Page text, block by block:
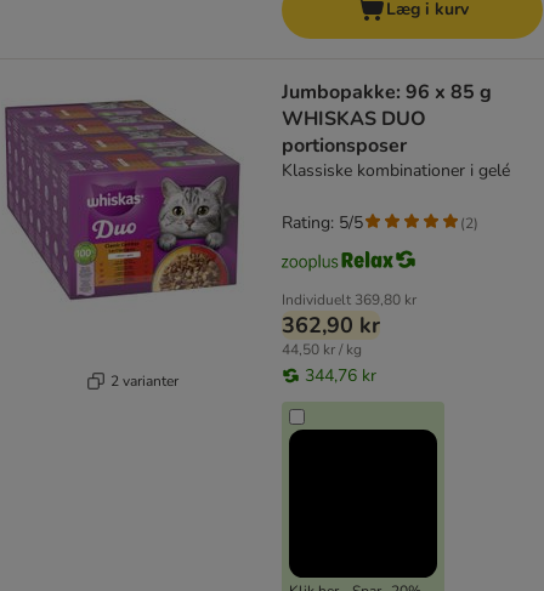
Læg i kurv
2 varianter
Jumbopakke: 96 x 85 g
WHISKAS DUO
portionsposer
Klassiske kombinationer i gelé
Individuelt 369,80 kr
362,90 kr
44,50 kr / kg
344,76 kr
Rating: 5/5 (2)